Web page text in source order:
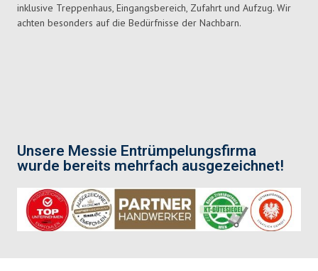
Unsere Messie Entrümpelungsfirma
wurde bereits mehrfach ausgezeichnet!
inklusive Treppenhaus, Eingangsbereich, Zufahrt und Aufzug. Wir
achten besonders auf die Bedürfnisse der Nachbarn.